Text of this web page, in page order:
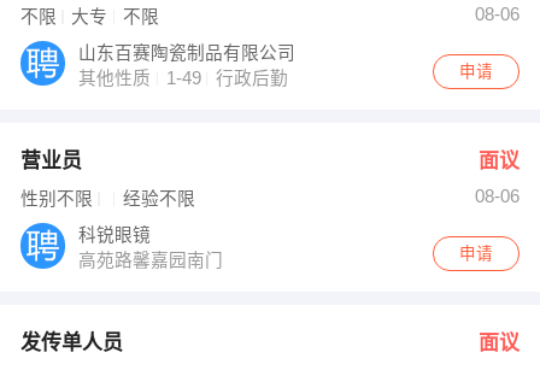
不限 大专 不限
08-06
山东百赛陶瓷制品有限公司
其他性质
1-49 行政后勤 申请
营业员 面议
性别不限 经验不限
08-06
科锐眼镜
高苑路馨嘉园南门
申请
发传单人员 面议